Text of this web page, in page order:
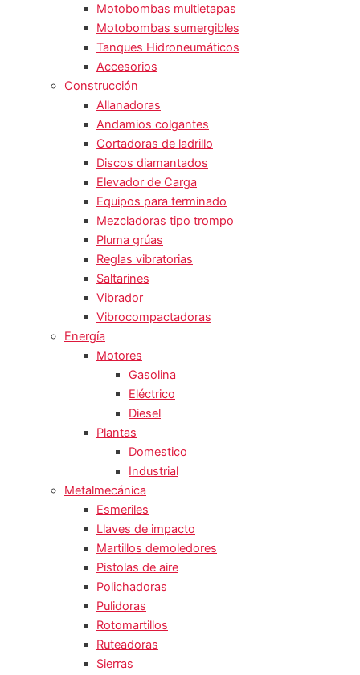
Motobombas multietapas
Motobombas sumergibles
Tanques Hidroneumáticos
Accesorios
Construcción
Allanadoras
Andamios colgantes
Cortadoras de ladrillo
Discos diamantados
Elevador de Carga
Equipos para terminado
Mezcladoras tipo trompo
Pluma grúas
Reglas vibratorias
Saltarines
Vibrador
Vibrocompactadoras
Energía
Motores
Gasolina
Eléctrico
Diesel
Plantas
Domestico
Industrial
Metalmecánica
Esmeriles
Llaves de impacto
Martillos demoledores
Pistolas de aire
Polichadoras
Pulidoras
Rotomartillos
Ruteadoras
Sierras